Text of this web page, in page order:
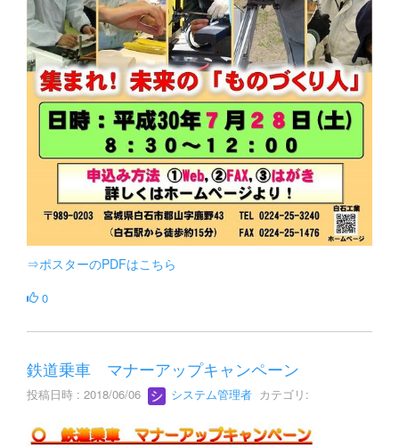
⇒ポスターのPDFはこちら
0
鉄道乗車 マナーアップキャンペーン
投稿日時 : 2018/06/06 システム管理者 カテゴリ: